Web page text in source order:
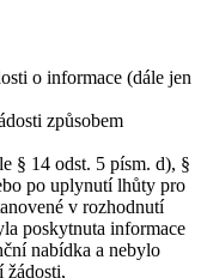
o informace (dále jen
způsobem
§ 14 odst. 5 písm. d), §
po uplynutí lhůty pro
v rozhodnutí
poskytnuta informace
nabídka a nebylo
žádosti,